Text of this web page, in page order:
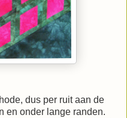
dus per ruit aan de
en onder lange randen.